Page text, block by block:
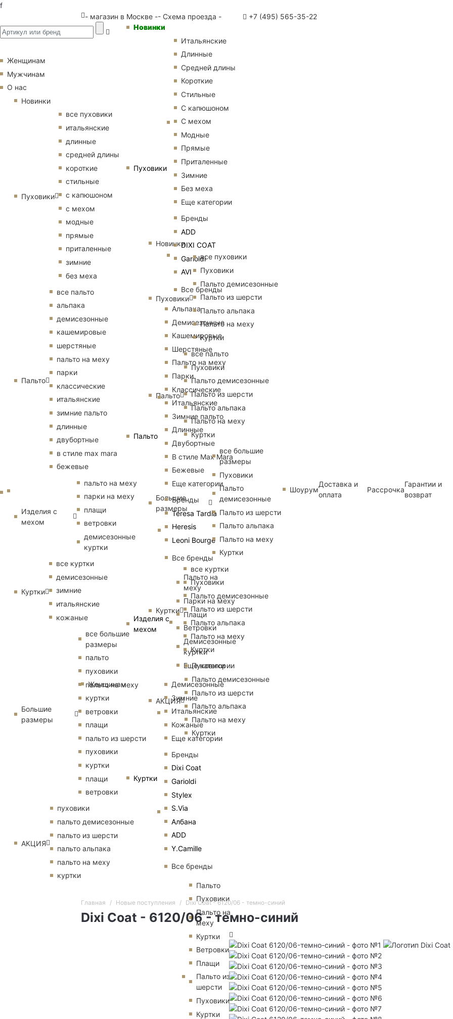
f
- магазин в Москве -- Схема проезда - +7 (495) 565-35-22
Женщинам
Новинки
Пуховики
Итальянские
Длинные
Средней длины
Короткие
Стильные
С капюшоном
С мехом
Модные
Прямые
Приталенные
Зимние
Без меха
Еще категории
Бренды
ADD
DIXI COAT
Garioldi
AVI
Все бренды
Пальто
Альпака
Демисезонные
Кашемировые
Шерстяные
Пальто на меху
Парки
Классические
Итальянские
Зимние пальто
Длинные
Двубортные
В стиле Max Mara
Бежевые
Еще категории
Бренды
Teresa Tardia
Heresis
Leoni Bourge
Все бренды
Изделия с
мехом
Пальто на
меху
Парки на меху
Плащи
Ветровки
Демисезонные
куртки
Еще категории
Куртки
Демисезонные
Зимние
Итальянские
Кожаные
Еще категории
Бренды
Dixi Coat
Garioldi
Stylex
S.Via
Албана
ADD
Y.Camille
Все бренды
Пальто
Пуховики
Пальто на
меху
Куртки
Ветровки
Плащи
Пальто из
шерсти
Пуховики
Куртки
Женщинам
Мужчинам
О нас
Новинки
Пуховики
все пуховики
итальянские
длинные
средней длины
короткие
стильные
с капюшоном
с мехом
модные
прямые
приталенные
зимние
без меха
Пальто
все пальто
альпака
демисезонные
кашемировые
шерстяные
пальто на меху
парки
классические
итальянские
зимние пальто
длинные
двубортные
в стиле max mara
бежевые
Изделия с
мехом
пальто на меху
парки на меху
плащи
ветровки
демисезонные
куртки
Куртки
все куртки
демисезонные
зимние
итальянские
кожаные
Большие
размеры
все большие
размеры
пальто
пуховики
пальто на меху
куртки
ветровки
плащи
пальто из шерсти
пуховики
куртки
плащи
ветровки
АКЦИЯ
пуховики
пальто демисезонные
пальто из шерсти
пальто альпака
пальто на меху
куртки
Новинки
Пуховики
все пуховики
Пуховики
Пальто демисезонные
Пальто из шерсти
Пальто альпака
Пальто на меху
Куртки
Пальто
все пальто
Пуховики
Пальто демисезонные
Пальто из шерсти
Пальто альпака
Пальто на меху
Куртки
Большие
размеры
все большие
размеры
Пуховики
Пальто
демисезонные
Пальто из шерсти
Пальто альпака
Пальто на меху
Куртки
Куртки
все куртки
Пуховики
Пальто демисезонные
Пальто из шерсти
Пальто альпака
Пальто на меху
Куртки
АКЦИЯ
Пуховики
Пальто демисезонные
Пальто из шерсти
Пальто альпака
Пальто на меху
Куртки
Шоурум
Доставка и
оплата
Рассрочка
Гарантии и
возврат
Главная Новые поступления Dixi Coat - 6120/06 - темно-синий
Dixi Coat - 6120/06 - темно-синий